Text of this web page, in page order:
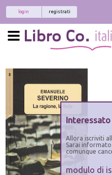
registrati
login
Interessato
Allora iscriviti
Sarai
comunque
modulo di